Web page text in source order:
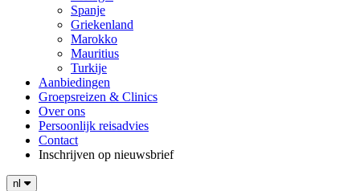
Spanje
Griekenland
Marokko
Mauritius
Turkije
Aanbiedingen
Groepsreizen & Clinics
Over ons
Persoonlijk reisadvies
Contact
Inschrijven op nieuwsbrief
nl